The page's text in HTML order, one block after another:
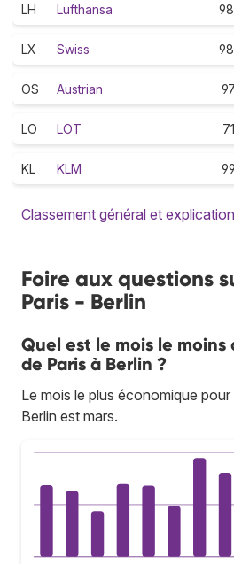
LH Lufthansa
LX Swiss
OS Austrian
LO LOT
KL KLM
Classement général et explication
Foire aux questions
Paris - Berlin
Quel est le mois le
de Paris à Berlin ?
Le mois le plus économique
Berlin est mars.